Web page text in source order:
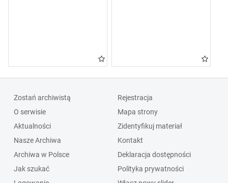
Zostań archiwistą
O serwisie
Aktualności
Nasze Archiwa
Archiwa w Polsce
Jak szukać
Rejestracja
Mapa strony
Zidentyfikuj materiał
Kontakt
Deklaracja dostępności
Polityka prywatności